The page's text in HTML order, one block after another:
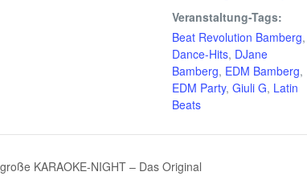
Veranstaltung-Tags:
Beat Revolution Bamberg,
Dance-Hits, DJane
Bamberg, EDM Bamberg,
EDM Party,Giuli G, Latin
Beats
KARAOKE-NIGHT – Das Original